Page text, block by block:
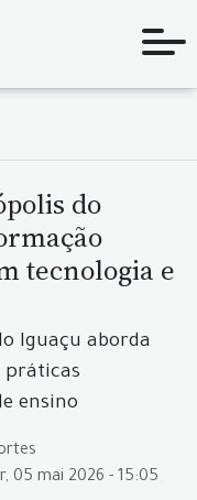
do
tecnologia e
Iguaçu aborda
práticas
ensino
05 mai 2026 - 15:05